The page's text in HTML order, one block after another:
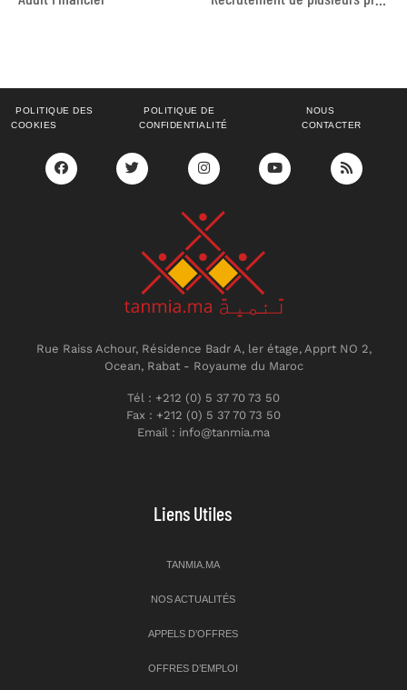
POLITIQUE DES
COOKIES
POLITIQUE DE
CONFIDENTIALITÉ
NOUS
CONTACTER
Rue Raiss Achour, Résidence Badr A, ler étage, Apprt NO 2,
Ocean, Rabat - Royaume du Maroc
Tél : +212 (0) 5 37 70 73 50
Fax : +212 (0) 5 37 70 73 50
Email : info@tanmia.ma
Liens Utiles
TANMIA.MA
NOS ACTUALITÉS
APPELS D’OFFRES
OFFRES D’EMPLOI